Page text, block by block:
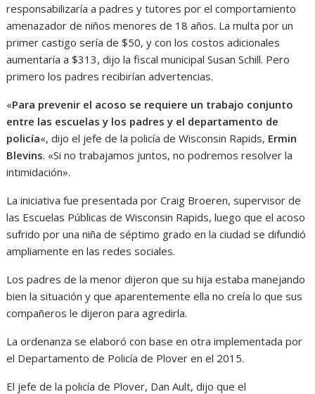
responsabilizaría a padres y tutores por el comportamiento
amenazador de niños menores de 18 años. La multa por un
primer castigo sería de $50, y con los costos adicionales
aumentaría a $313, dijo la fiscal municipal Susan Schill. Pero
primero los padres recibirían advertencias.
«Para prevenir el acoso se requiere un trabajo conjunto
entre las escuelas y los padres y el departamento de
policía«, dijo el jefe de la policía de Wisconsin Rapids, Ermin
Blevins. «Si no trabajamos juntos, no podremos resolver la
intimidación».
La iniciativa fue presentada por Craig Broeren, supervisor de
las Escuelas Públicas de Wisconsin Rapids, luego que el acoso
sufrido por una niña de séptimo grado en la ciudad se difundió
ampliamente en las redes sociales.
Los padres de la menor dijeron que su hija estaba manejando
bien la situación y que aparentemente ella no creía lo que sus
compañeros le dijeron para agredirla.
La ordenanza se elaboró con base en otra implementada por
el Departamento de Policía de Plover en el 2015.
El jefe de la policía de Plover, Dan Ault, dijo que el